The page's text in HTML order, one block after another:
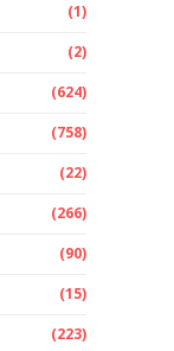
(1)
(2)
(624)
(758)
(22)
(266)
(90)
(15)
(223)